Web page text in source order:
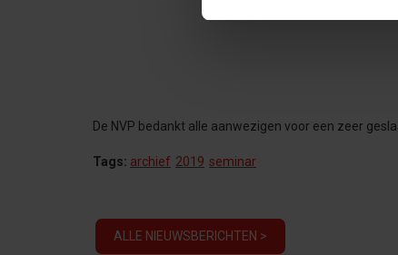
De NVP bedankt alle aanwezigen voor een zeer
Tags: archief 2019 seminar
ALLE NIEUWSBERICHTEN >